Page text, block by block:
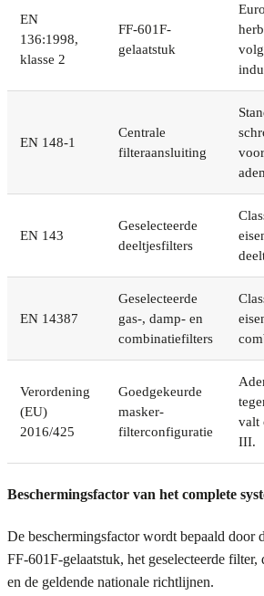
EN
136:1998,
klasse 2
FF-601F-
gelaatstuk
EN 148-1
Centrale
filteraansluiting
EN 143
Geselecteerde
deeltjesfilters
EN 14387
Geselecteerde
gas-, damp- en
combinatiefilters
Verordening
(EU)
2016/425
Goedgekeurde
masker-
filterconfiguratie
valt
III.
Beschermingsfactor van het complete
De beschermingsfactor wordt bepaald door
FF-601F-gelaatstuk, het geselecteerde
en de geldende nationale richtlijnen.